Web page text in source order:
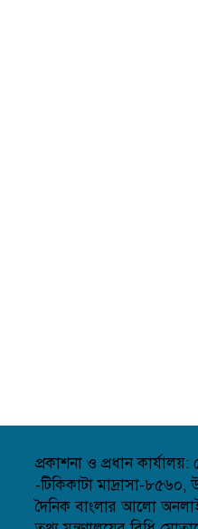
প্রকাশনা ও প্রধান
-টিকিকাটা মাদ্রাসা-
দৈনিক বাংলার আলো